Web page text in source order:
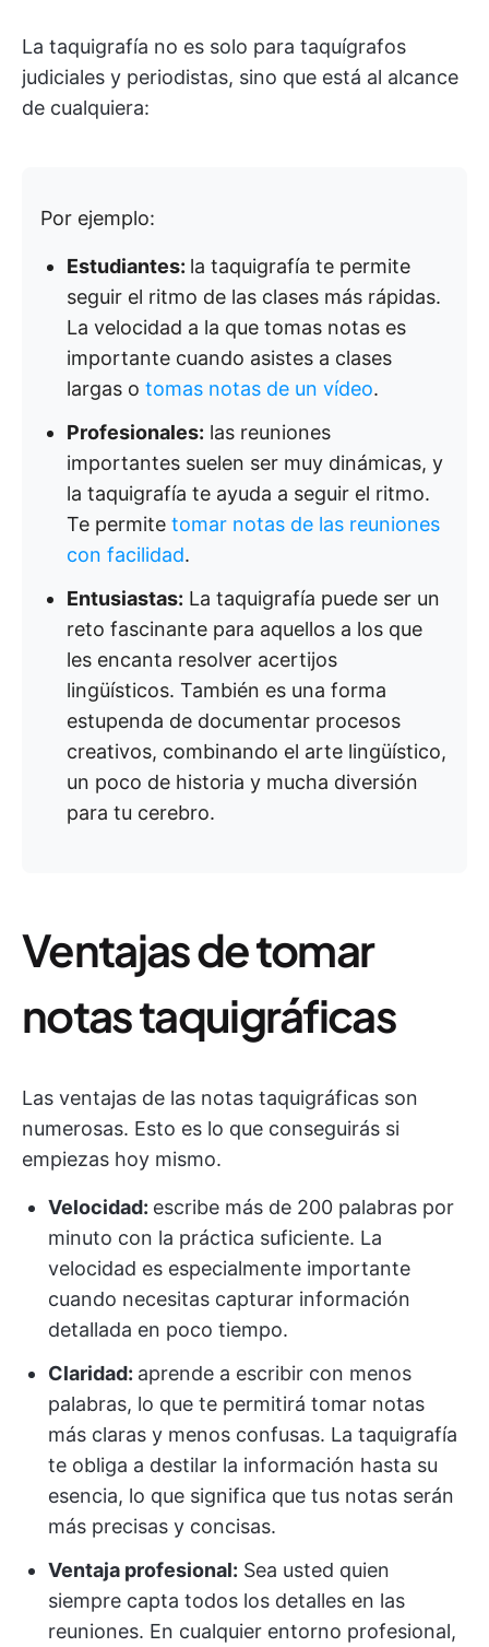
La taquigrafía no es solo para taquígrafos
judiciales y periodistas, sino que está al alcance
de cualquiera:
Por ejemplo:
Estudiantes: la taquigrafía te permite
seguir el ritmo de las clases más rápidas.
La velocidad a la que tomas notas es
importante cuando asistes a clases
largas o tomas notas de un vídeo.
Profesionales: las reuniones
importantes suelen ser muy dinámicas, y
la taquigrafía te ayuda a seguir el ritmo.
Te permite tomar notas de las reuniones
con facilidad.
Entusiastas: La taquigrafía puede ser un
reto fascinante para aquellos a los que
les encanta resolver acertijos
lingüísticos. También es una forma
estupenda de documentar procesos
creativos, combinando el arte lingüístico,
un poco de historia y mucha diversión
para tu cerebro.
Ventajas de tomar
notas taquigráficas
Las ventajas de las notas taquigráficas son
numerosas. Esto es lo que conseguirás si
empiezas hoy mismo.
Velocidad: escribe más de 200 palabras por
minuto con la práctica suficiente. La
velocidad es especialmente importante
cuando necesitas capturar información
detallada en poco tiempo.
Claridad: aprende a escribir con menos
palabras, lo que te permitirá tomar notas
más claras y menos confusas. La taquigrafía
te obliga a destilar la información hasta su
esencia, lo que significa que tus notas serán
más precisas y concisas.
Ventaja profesional: Sea usted quien
siempre capta todos los detalles en las
reuniones. En cualquier entorno profesional,